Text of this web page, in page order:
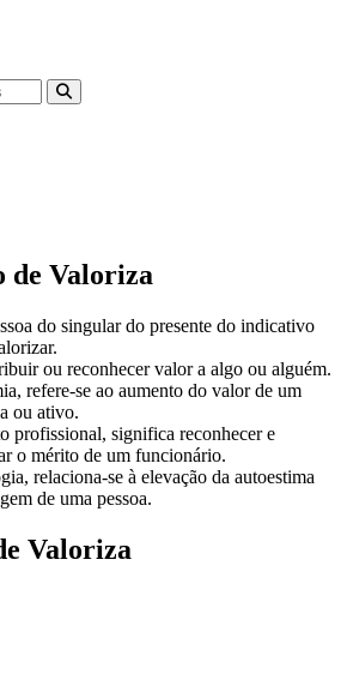
de Valoriza
do singular do presente do indicativo
ou reconhecer valor a algo ou alguém.
refere-se ao aumento do valor de um
ou ativo.
profissional, significa reconhecer e
o mérito de um funcionário.
relaciona-se à elevação da autoestima
de uma pessoa.
Valoriza